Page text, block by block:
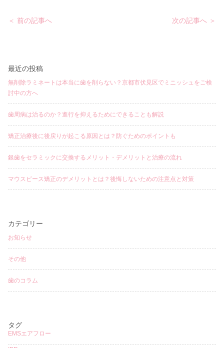
投
ョ
＜ 前の記事へ 次の記事へ ＞
最近の投稿
無削除ラミネートは本当に歯を削らない？京都市伏見区でミニッシュをご検
討中の方へ
歯周病は治るのか？進行を抑えるためにできることも解説
矯正治療後に後戻りが起こる原因とは？防ぐためのポイントも
銀歯をセラミックに交換するメリット・デメリットと治療の流れ
マウスピース矯正のデメリットとは？後悔しないための注意点と対策
カテゴリー
お知らせ
その他
歯のコラム
タグ
EMSエアフロー